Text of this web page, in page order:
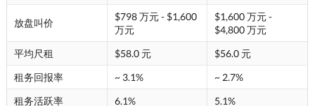
放盘叫价
$798 万元 - $1,600
万元
$1,600 万元 -
$4,800 万元
平均尺租
$58.0 元
$56.0 元
租务回报率
~ 3.1%
~ 2.7%
租务活跃率
6.1% 5.1%